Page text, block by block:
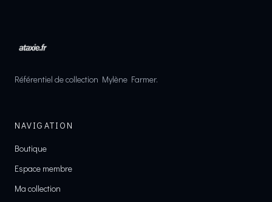
Référentiel de collection Mylène Farmer.
NAVIGATION
Boutique
Espace membre
Ma collection